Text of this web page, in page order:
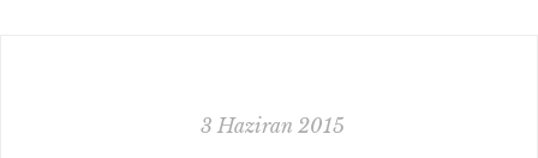
3 Haziran 2015